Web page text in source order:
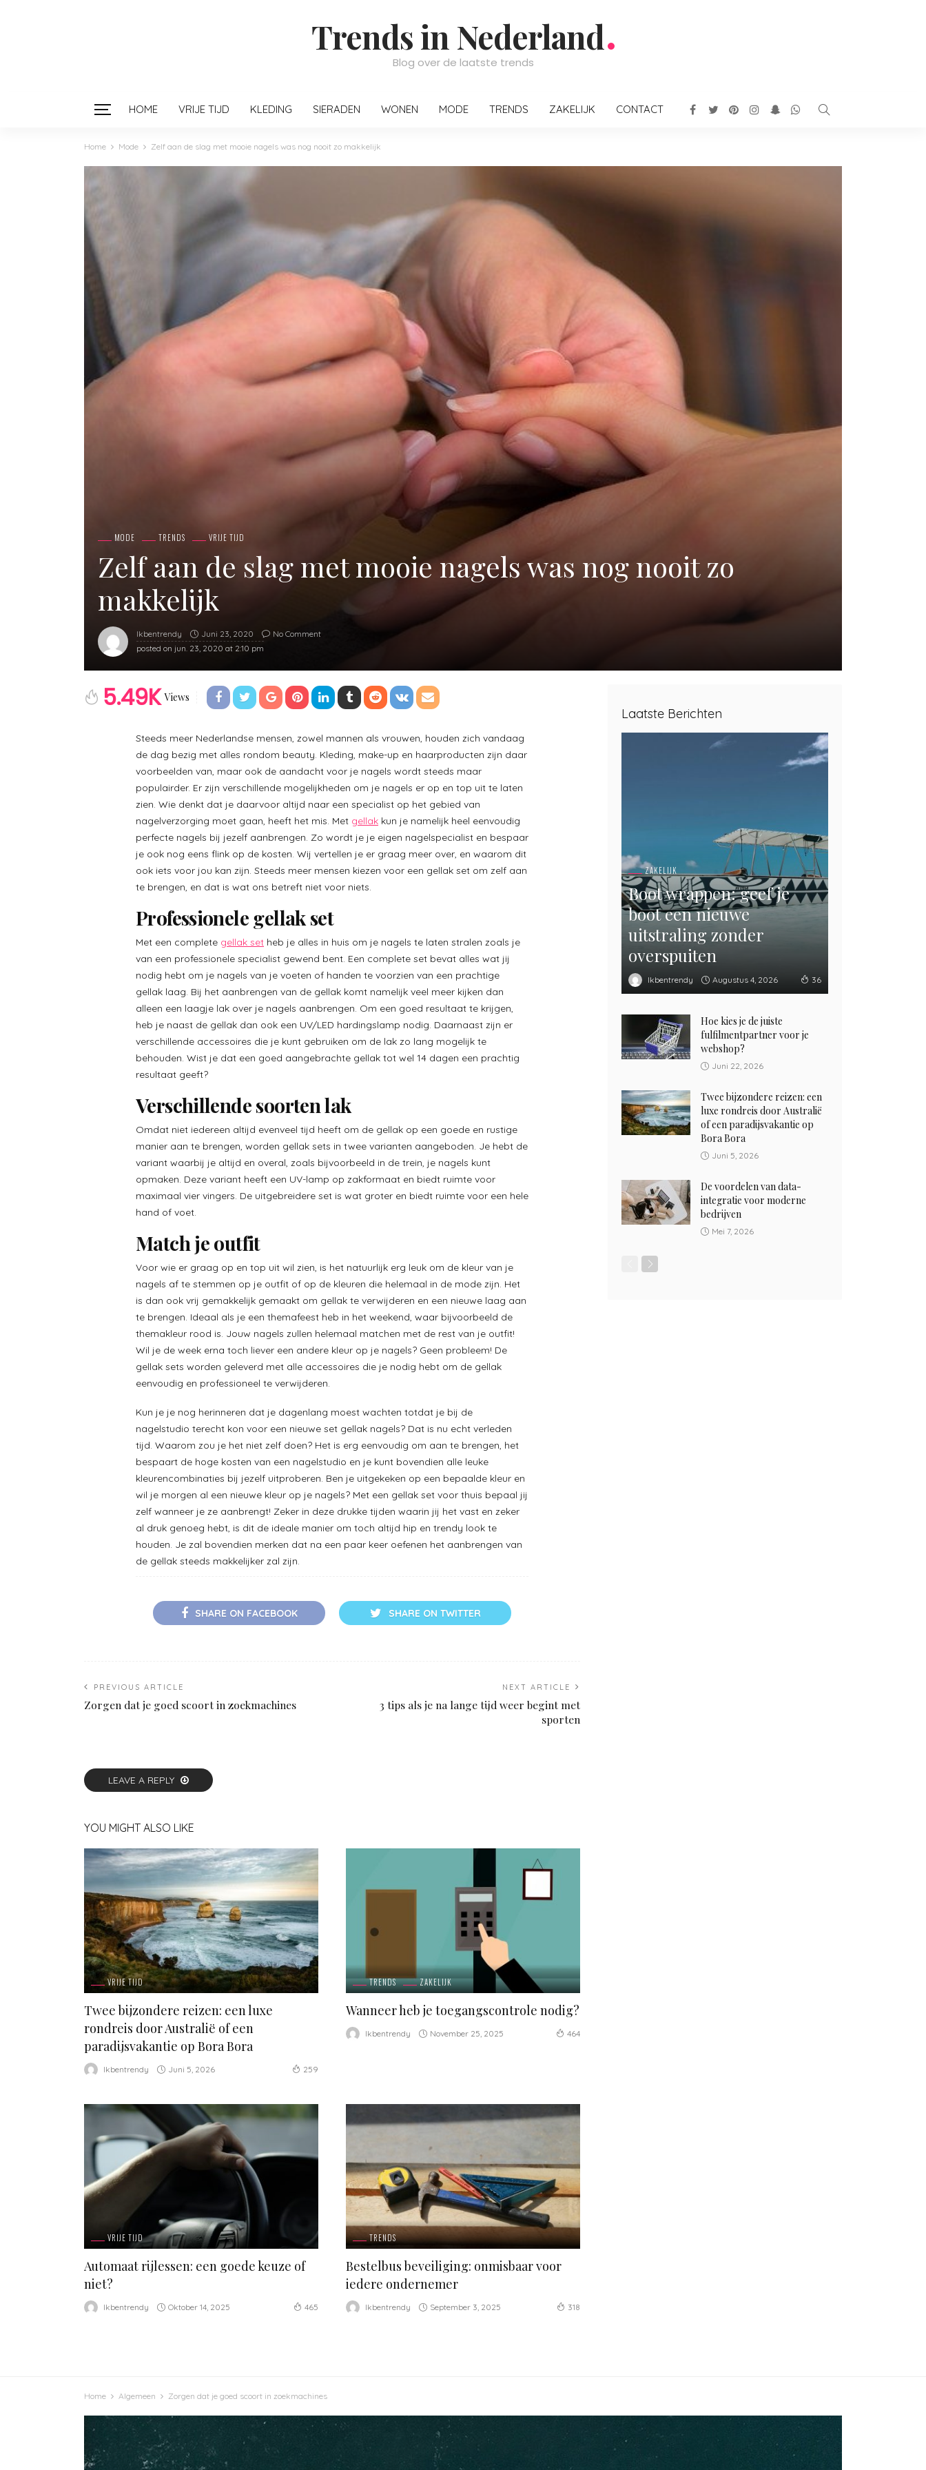
Trends in Nederland
Blog over de laatste trends
HOME VRIJE TIJD KLEDING SIERADEN WONEN MODE TRENDS ZAKELIJK CONTACT
Home Mode Zelf aan de slag met mooie nagels was nog nooit zo makkelijk
MODE TRENDS VRIJE TIJD
Zelf aan de slag met mooie nagels was nog nooit zo
makkelijk
Ikbentrendy Juni 23, 2020
No Comment
posted on jun. 23, 2020 at 2:10 pm
5.49K Views
Steeds meer Nederlandse mensen, zowel mannen als vrouwen, houden zich vandaag
de dag bezig met alles rondom beauty. Kleding, make-up en haarproducten zijn daar
voorbeelden van, maar ook de aandacht voor je nagels wordt steeds maar
populairder. Er zijn verschillende mogelijkheden om je nagels er op en top uit te laten
zien. Wie denkt dat je daarvoor altijd naar een specialist op het gebied van
nagelverzorging moet gaan, heeft het mis. Met gellak kun je namelijk heel eenvoudig
perfecte nagels bij jezelf aanbrengen. Zo wordt je je eigen nagelspecialist en bespaar
je ook nog eens flink op de kosten. Wij vertellen je er graag meer over, en waarom dit
ook iets voor jou kan zijn. Steeds meer mensen kiezen voor een gellak set om zelf aan
te brengen, en dat is wat ons betreft niet voor niets.
Professionele gellak set
Met een complete gellak set heb je alles in huis om je nagels te laten stralen zoals je
van een professionele specialist gewend bent. Een complete set bevat alles wat jij
nodig hebt om je nagels van je voeten of handen te voorzien van een prachtige
gellak laag. Bij het aanbrengen van de gellak komt namelijk veel meer kijken dan
alleen een laagje lak over je nagels aanbrengen. Om een goed resultaat te krijgen,
heb je naast de gellak dan ook een UV/LED hardingslamp nodig. Daarnaast zijn er
verschillende accessoires die je kunt gebruiken om de lak zo lang mogelijk te
behouden. Wist je dat een goed aangebrachte gellak tot wel 14 dagen een prachtig
resultaat geeft?
Verschillende soorten lak
Omdat niet iedereen altijd evenveel tijd heeft om de gellak op een goede en rustige
manier aan te brengen, worden gellak sets in twee varianten aangeboden. Je hebt de
variant waarbij je altijd en overal, zoals bijvoorbeeld in de trein, je nagels kunt
opmaken. Deze variant heeft een UV-lamp op zakformaat en biedt ruimte voor
maximaal vier vingers. De uitgebreidere set is wat groter en biedt ruimte voor een hele
hand of voet.
Match je outfit
Voor wie er graag op en top uit wil zien, is het natuurlijk erg leuk om de kleur van je
nagels af te stemmen op je outfit of op de kleuren die helemaal in de mode zijn. Het
is dan ook vrij gemakkelijk gemaakt om gellak te verwijderen en een nieuwe laag aan
te brengen. Ideaal als je een themafeest heb in het weekend, waar bijvoorbeeld de
themakleur rood is. Jouw nagels zullen helemaal matchen met de rest van je outfit!
Wil je de week erna toch liever een andere kleur op je nagels? Geen probleem! De
gellak sets worden geleverd met alle accessoires die je nodig hebt om de gellak
eenvoudig en professioneel te verwijderen.
Kun je je nog herinneren dat je dagenlang moest wachten totdat je bij de
nagelstudio terecht kon voor een nieuwe set gellak nagels? Dat is nu echt verleden
tijd. Waarom zou je het niet zelf doen? Het is erg eenvoudig om aan te brengen, het
bespaart de hoge kosten van een nagelstudio en je kunt bovendien alle leuke
kleurencombinaties bij jezelf uitproberen. Ben je uitgekeken op een bepaalde kleur en
wil je morgen al een nieuwe kleur op je nagels? Met een gellak set voor thuis bepaal jij
zelf wanneer je ze aanbrengt! Zeker in deze drukke tijden waarin jij het vast en zeker
al druk genoeg hebt, is dit de ideale manier om toch altijd hip en trendy look te
houden. Je zal bovendien merken dat na een paar keer oefenen het aanbrengen van
de gellak steeds makkelijker zal zijn.
SHARE ON FACEBOOK SHARE ON TWITTER
PREVIOUS ARTICLE
Zorgen dat je goed scoort in zoekmachines
NEXT ARTICLE
3 tips als je na lange tijd weer begint met
sporten
LEAVE A REPLY
YOU MIGHT ALSO LIKE
VRIJE TIJD
Twee bijzondere reizen: een luxe
rondreis door Australië of een
paradijsvakantie op Bora Bora
Ikbentrendy Juni 5, 2026 259
TRENDS ZAKELIJK
Wanneer heb je toegangscontrole nodig?
Ikbentrendy November 25, 2025 464
VRIJE TIJD
Automaat rijlessen: een goede keuze of
niet?
Ikbentrendy Oktober 14, 2025 465
TRENDS
Bestelbus beveiliging: onmisbaar voor
iedere ondernemer
Ikbentrendy September 3, 2025 318
Laatste Berichten
ZAKELIJK
Boot wrappen: geef je
boot een nieuwe
uitstraling zonder
overspuiten
Ikbentrendy Augustus 4, 2026 36
Hoe kies je de juiste
fulfilmentpartner voor je
webshop?
Juni 22, 2026
Twee bijzondere reizen: een
luxe rondreis door Australië
of een paradijsvakantie op
Bora Bora
Juni 5, 2026
De voordelen van data-
integratie voor moderne
bedrijven
Mei 7, 2026
Home Algemeen Zorgen dat je goed scoort in zoekmachines